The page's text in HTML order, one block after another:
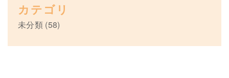
カテゴリ
未分類(58)